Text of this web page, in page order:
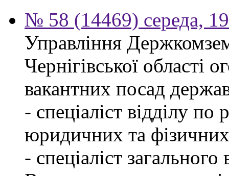
№ 58 (14469) середа,
Управління
Чернігівської області
вакантних посад
- спеціаліст відділу по
юридичних та
- спеціаліст загального